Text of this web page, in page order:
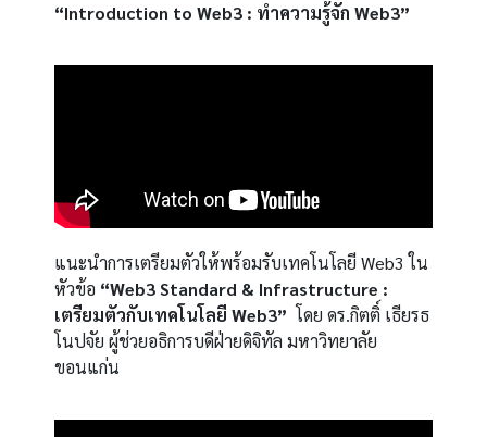
“Introduction to Web3 : ทำความรู้จัก Web3”
แนะนำการเตรียมตัวให้พร้อมรับเทคโนโลยี Web3 ใน
หัวข้อ “Web3 Standard & Infrastructure :
เตรียมตัวกับเทคโนโลยี Web3” โดย ดร.กิตติ์ เธียรธ
โนปจัย ผู้ช่วยอธิการบดีฝ่ายดิจิทัล มหาวิทยาลัย
ขอนแก่น